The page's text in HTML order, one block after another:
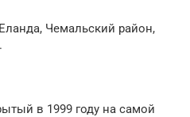
Чемальский район,
в 1999 году на самой